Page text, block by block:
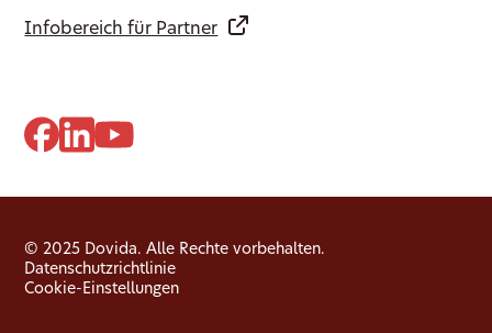
Infobereich für Partner
© 2025 Dovida. Alle Rechte vorbehalten.
Datenschutzrichtlinie
Cookie-Einstellungen